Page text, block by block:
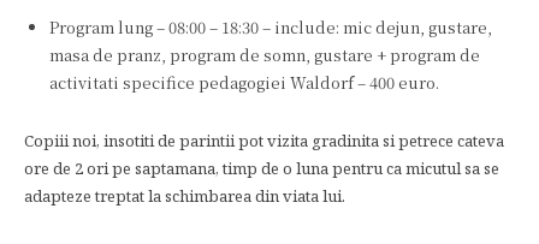
Program lung – 08:00 – 18:30 – include: mic dejun, gustare,
masa de pranz, program de somn, gustare + program de
activitati specifice pedagogiei Waldorf – 400 euro.
Copiii noi, insotiti de parintii pot vizita gradinita si petrece cateva
ore de 2 ori pe saptamana, timp de o luna pentru ca micutul sa se
adapteze treptat la schimbarea din viata lui.